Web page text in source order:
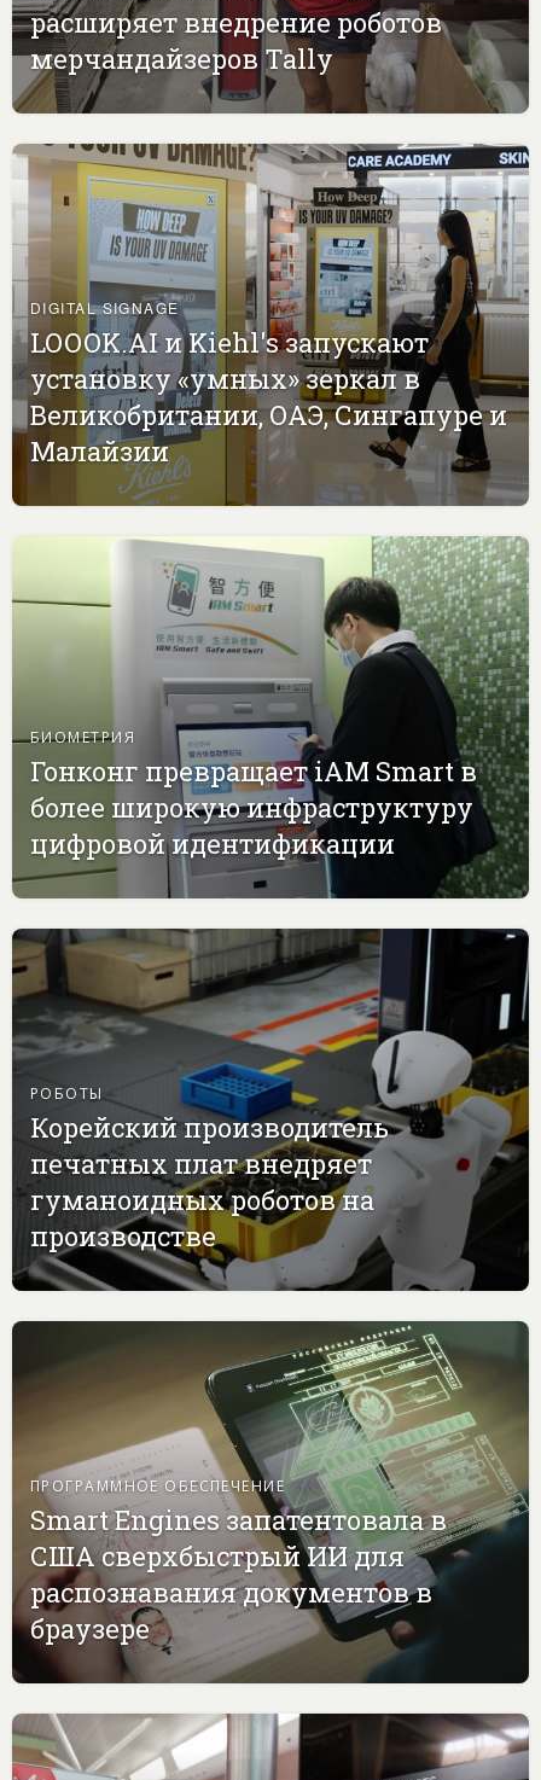
расширяет внедрение роботов
мерчандайзеров Tally
DIGITAL SIGNAGE
LOOOK.AI и Kiehl's запускают
установку «умных» зеркал в
Великобритании, ОАЭ, Сингапуре и
Малайзии
БИОМЕТРИЯ
Гонконг превращает iAM Smart в
более широкую инфраструктуру
цифровой идентификации
РОБОТЫ
Корейский производитель
печатных плат внедряет
гуманоидных роботов на
производстве
ПРОГРАММНОЕ ОБЕСПЕЧЕНИЕ
Smart Engines запатентовала в
США сверхбыстрый ИИ для
распознавания документов в
браузере